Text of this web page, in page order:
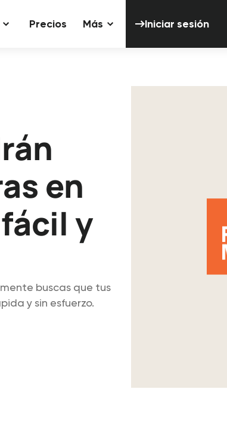
Precios Más Iniciar sesión
en
y
buscas que tus
y sin esfuerzo.